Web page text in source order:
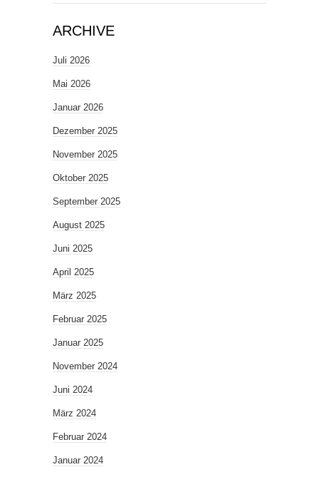
ARCHIVE
Juli 2026
Mai 2026
Januar 2026
Dezember 2025
November 2025
Oktober 2025
September 2025
August 2025
Juni 2025
April 2025
März 2025
Februar 2025
Januar 2025
November 2024
Juni 2024
März 2024
Februar 2024
Januar 2024